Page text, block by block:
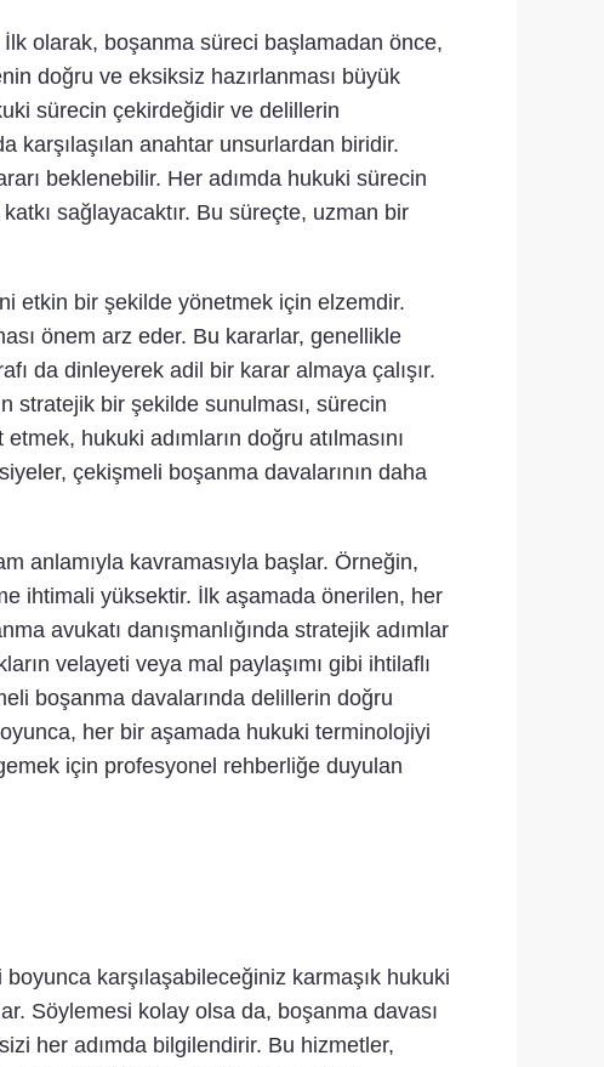
olarak, boşanma süreci başlamadan önce,
doğru ve eksiksiz hazırlanması büyük
sürecin çekirdeğidir ve delillerin
karşılaşılan anahtar unsurlardan biridir.
beklenebilir. Her adımda hukuki sürecin
sağlayacaktır. Bu süreçte, uzman bir
etkin bir şekilde yönetmek için elzemdir.
önem arz eder. Bu kararlar, genellikle
da dinleyerek adil bir karar almaya çalışır.
stratejik bir şekilde sunulması, sürecin
hukuki adımların doğru atılmasını
çekişmeli boşanma davalarının daha
anlamıyla kavramasıyla başlar. Örneğin,
ihtimali yüksektir. İlk aşamada önerilen, her
avukatı danışmanlığında stratejik adımlar
velayeti veya mal paylaşımı gibi ihtilaflı
boşanma davalarında delillerin doğru
her bir aşamada hukuki terminolojiyi
için profesyonel rehberliğe duyulan
karşılaşabileceğiniz karmaşık hukuki
Söylemesi kolay olsa da, boşanma davası
her adımda bilgilendirir. Bu hizmetler,